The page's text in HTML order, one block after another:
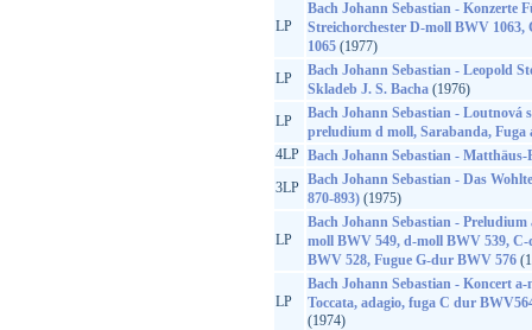
LP
Bach Johann Sebastian - Konzerte
Streichorchester D-moll BWV
1065(1977)
LP
Bach Johann Sebastian - Leopold
Skladeb J. S. Bacha(1976)
LP
Bach Johann Sebastian - Loutnová
preludium d moll, Sarabanda, Fuga
4LP Bach Johann Sebastian - Matthäus-
3LP Bach Johann Sebastian - Das
870-893)(1975)
LP
Bach Johann Sebastian -
moll BWV 549, d-moll BWV 539,
BWV 528, Fugue G-dur BWV 576
LP
Bach Johann Sebastian - Koncert
Toccata, adagio, fuga C dur
(1974)